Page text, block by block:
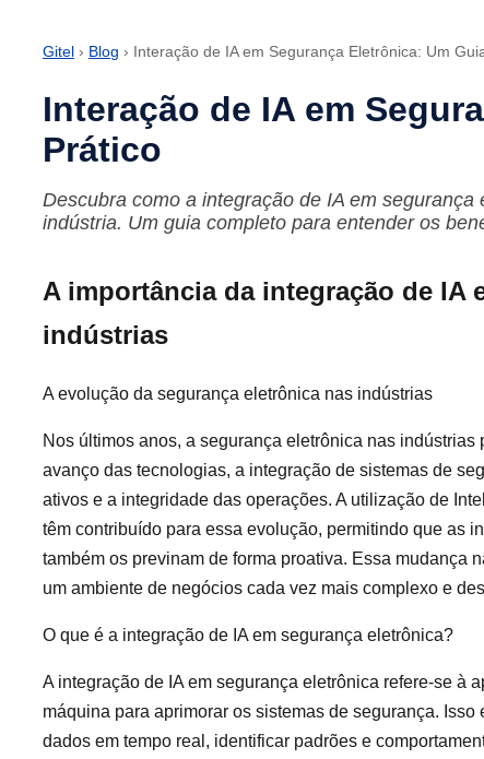
Gitel › Blog › Interação de IA em Segurança Eletrônica: Um
Interação de IA em
Prático
Descubra como a integração de IA em
indústria. Um guia completo para entender os
A importância da integração de IA
indústrias
A evolução da segurança eletrônica nas indústrias
Nos últimos anos, a segurança eletrônica nas
avanço das tecnologias, a integração de sistemas de
ativos e a integridade das operações. A utilização de
têm contribuído para essa evolução, permitindo que as
também os previnam de forma proativa. Essa mudança
um ambiente de negócios cada vez mais complexo e
O que é a integração de IA em segurança eletrônica?
A integração de IA em segurança eletrônica refere-se à
máquina para aprimorar os sistemas de segurança.
dados em tempo real, identificar padrões e